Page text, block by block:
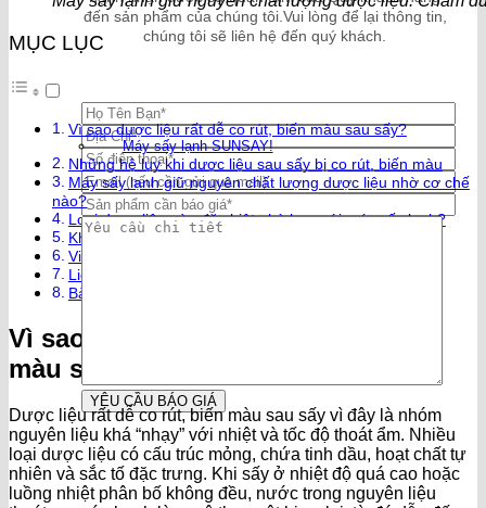
đến sản phẩm của chúng tôi.Vui lòng để lại thông tin,
chúng tôi sẽ liên hệ đến quý khách.
MỤC LỤC
Vì sao dược liệu rất dễ co rút, biến màu sau sấy?
Máy sấy lạnh SUNSAY!
Những hệ lụy khi dược liệu sau sấy bị co rút, biến màu
Máy sấy lạnh giữ nguyên chất lượng dược liệu nhờ cơ chế
nào?
Loại dược liệu nào đặc biệt phù hợp với máy sấy lạnh?
Khi nào nên đầu tư máy sấy lạnh cho dược liệu?
Videos máy sấy lạnh SUNSAY
Liên hệ để được tư vấn và báo giá
Bài viết liên quan:
Vì sao dược liệu rất dễ co rút, biến
màu sau sấy?
Dược liệu rất dễ co rút, biến màu sau sấy vì đây là nhóm
nguyên liệu khá “nhạy” với nhiệt và tốc độ thoát ẩm. Nhiều
loại dược liệu có cấu trúc mỏng, chứa tinh dầu, hoạt chất tự
nhiên và sắc tố đặc trưng. Khi sấy ở nhiệt độ quá cao hoặc
luồng nhiệt phân bố không đều, nước trong nguyên liệu